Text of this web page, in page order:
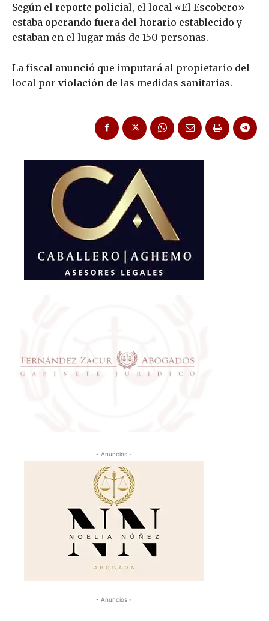
Según el reporte policial, el local «El Escobero»
estaba operando fuera del horario establecido y
estaban en el lugar más de 150 personas.
La fiscal anunció que imputará al propietario del
local por violación de las medidas sanitarias.
- Anuncios -
- Anuncios -